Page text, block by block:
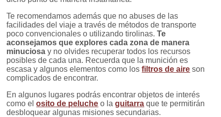
Te recomendamos además que no abuses de las
facilidades del viaje a través de métodos de transporte
poco convencionales o utilizando tirolinas.Te
aconsejamos que explores cada zona de manera
minuciosa y no olvides recuperar todos los recursos
posibles de cada una. Recuerda que la munición es
escasa y algunos elementos como losfiltros de aire son
complicados de encontrar.
En algunos lugares podrás encontrar objetos de interés
como elosito de peluche o laguitarra que te permitirán
desbloquear algunas misiones secundarias.